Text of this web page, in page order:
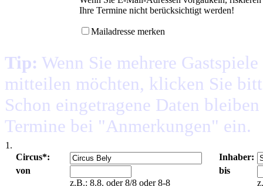
Ihre Termine nicht berücksichtigt werden!
Mailadresse merken
Tip: Wenn Sie mehrere
mitteilen möchten, klicken Sie
Schon eingetragene Daten
Termine bei "Anmerkungen" ein.
1.
Circus*:
Inhaber:
von
z.B.: 8.8. oder 8/8 oder 8-8
bis